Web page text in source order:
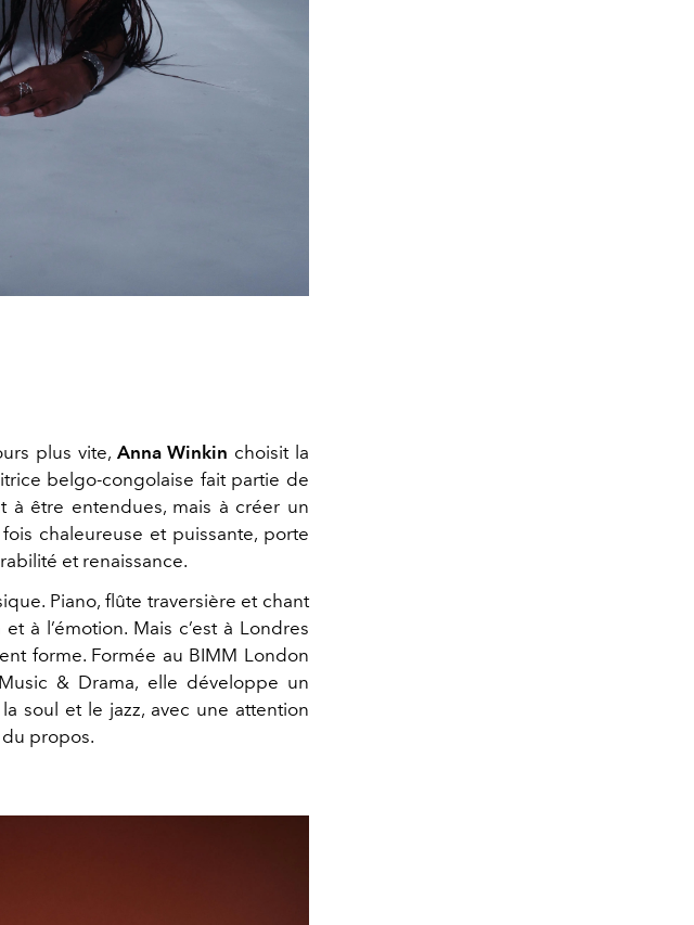
plus vite, Anna Winkin choisit la
belgo-congolaise fait partie de
à être entendues, mais à créer un
chaleureuse et puissante, porte
et renaissance.
Piano, flûte traversière et chant
à l’émotion. Mais c’est à Londres
forme. Formée au BIMM London
& Drama, elle développe un
soul et le jazz, avec une attention
propos.